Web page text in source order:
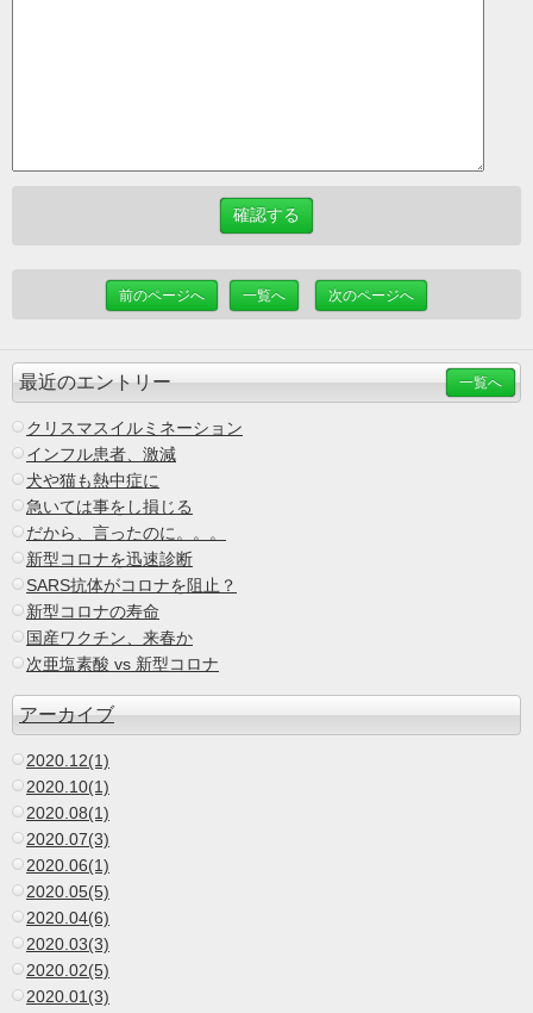
前のページへ 一覧へ 次のページへ
最近のエントリー 一覧へ
クリスマスイルミネーション
インフル患者、激減
犬や猫も熱中症に
急いては事をし損じる
だから、言ったのに。。。
新型コロナを迅速診断
SARS抗体がコロナを阻止？
新型コロナの寿命
国産ワクチン、来春か
次亜塩素酸 vs 新型コロナ
アーカイブ
2020.12(1)
2020.10(1)
2020.08(1)
2020.07(3)
2020.06(1)
2020.05(5)
2020.04(6)
2020.03(3)
2020.02(5)
2020.01(3)